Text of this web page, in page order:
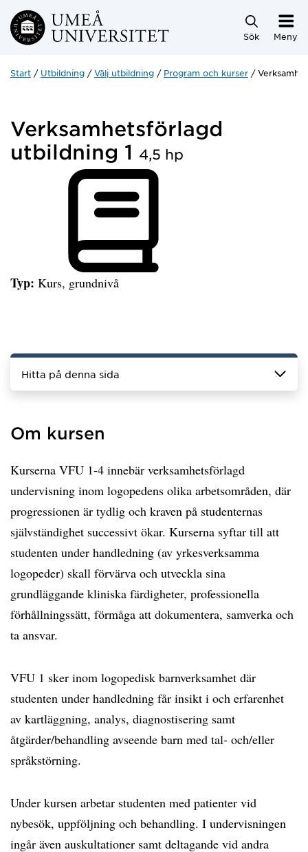
Hoppa direkt till innehållet
Sök Meny
Start Utbildning Välj utbildning Program och kurser
Verksamhetsförlagd
utbildning 1 4,5 hp
Typ: Kurs, grundnivå
Hitta på denna sida
Om kursen
Kurserna VFU 1-4 innebär verksamhetsförlagd
undervisning inom logopedens olika arbetsområden, där
progressionen är tydlig och kraven på studenternas
självständighet successivt ökar. Kurserna syftar till att
studenten under handledning (av yrkesverksamma
logopeder) skall förvärva och utveckla sina
grundläggande kliniska färdigheter, professionella
förhållningssätt, förmåga att dokumentera, samverka och
ta ansvar.
VFU 1 sker inom logopedisk barnverksamhet där
studenten under handledning får insikt i och erfarenhet
av kartläggning, analys, diagnostisering samt
åtgärder/behandling avseende barn med tal- och/eller
språkstörning.
Under kursen arbetar studenten med patienter vid
nybesök, uppföljning och behandling. I undervisningen
ingår även auskultationer samt deltagande vid andra